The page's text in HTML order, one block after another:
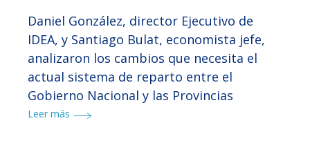
Daniel González, director Ejecutivo de
IDEA, y Santiago Bulat, economista jefe,
analizaron los cambios que necesita el
actual sistema de reparto entre el
Gobierno Nacional y las Provincias
Leer más